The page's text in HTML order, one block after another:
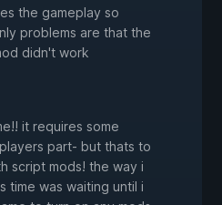
the gameplay so
problems are that the
didn't work
it requires some
part- but thats to
script mods! the way i
time was waiting until i